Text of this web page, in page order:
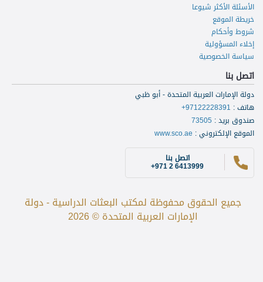
الأسئلة الأكثر شيوعا
خريطة الموقع
شروط وأحكام
إخلاء المسؤولية
سياسة الخصوصية
اتصل بنا
دولة الإمارات العربية المتحدة - أبو ظبي
هاتف:
+97122228391
صندوق بريد:
73505
الموقع الإلكتروني:
www.sco.ae
اتصل بنا
+971 2 6413999
جميع الحقوق محفوظة لمكتب البعثات الدراسية - دولة
الإمارات العربية المتحدة © 2026